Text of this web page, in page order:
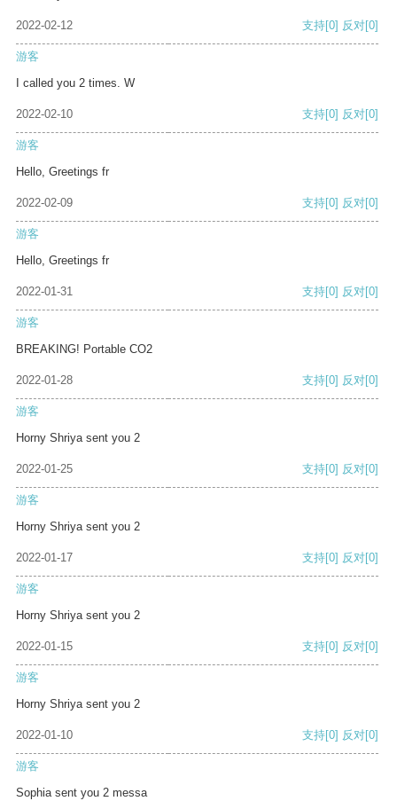
2022-02-12 支持[0] 反对[0]
游客
I called you 2 times. W
2022-02-10 支持[0] 反对[0]
游客
Hello, Greetings fr
2022-02-09 支持[0] 反对[0]
游客
Hello, Greetings fr
2022-01-31 支持[0] 反对[0]
游客
BREAKING! Portable CO2
2022-01-28 支持[0] 反对[0]
游客
Horny Shriya sent you 2
2022-01-25 支持[0] 反对[0]
游客
Horny Shriya sent you 2
2022-01-17 支持[0] 反对[0]
游客
Horny Shriya sent you 2
2022-01-15 支持[0] 反对[0]
游客
Horny Shriya sent you 2
2022-01-10 支持[0] 反对[0]
游客
Sophia sent you 2 messa